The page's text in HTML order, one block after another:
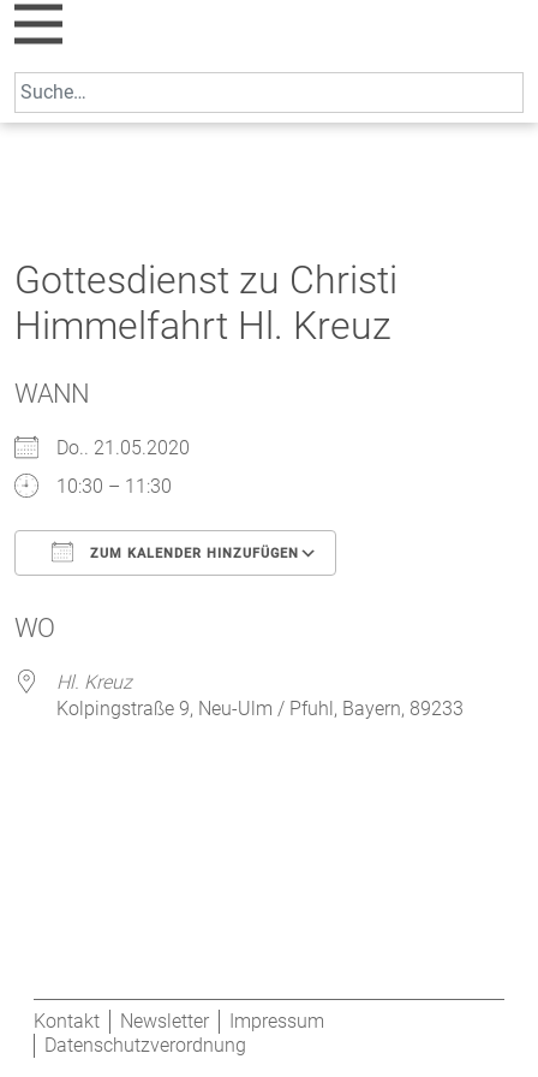
Skip
to
Search
for:
Gottesdienst zu Christi
Himmelfahrt Hl. Kreuz
WANN
Do.. 21.05.2020
10:30 – 11:30
ZUM KALENDER HINZUFÜGEN
WO
Hl. Kreuz
Kolpingstraße 9, Neu-Ulm / Pfuhl, Bayern, 89233
Kontakt Newsletter
Impressum
Datenschutzverordnung